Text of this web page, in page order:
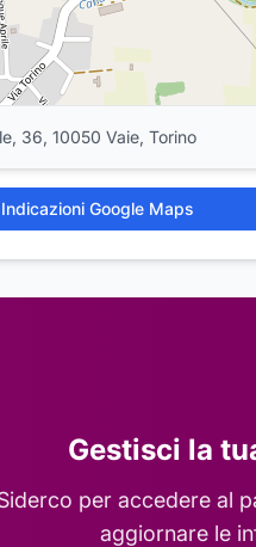
36, 10050 Vaie, Torino
Indicazioni Google Maps
Gestisci la
per accedere al
aggiornare le